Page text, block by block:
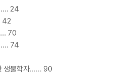
24
42
70
74
생물학자…… 90